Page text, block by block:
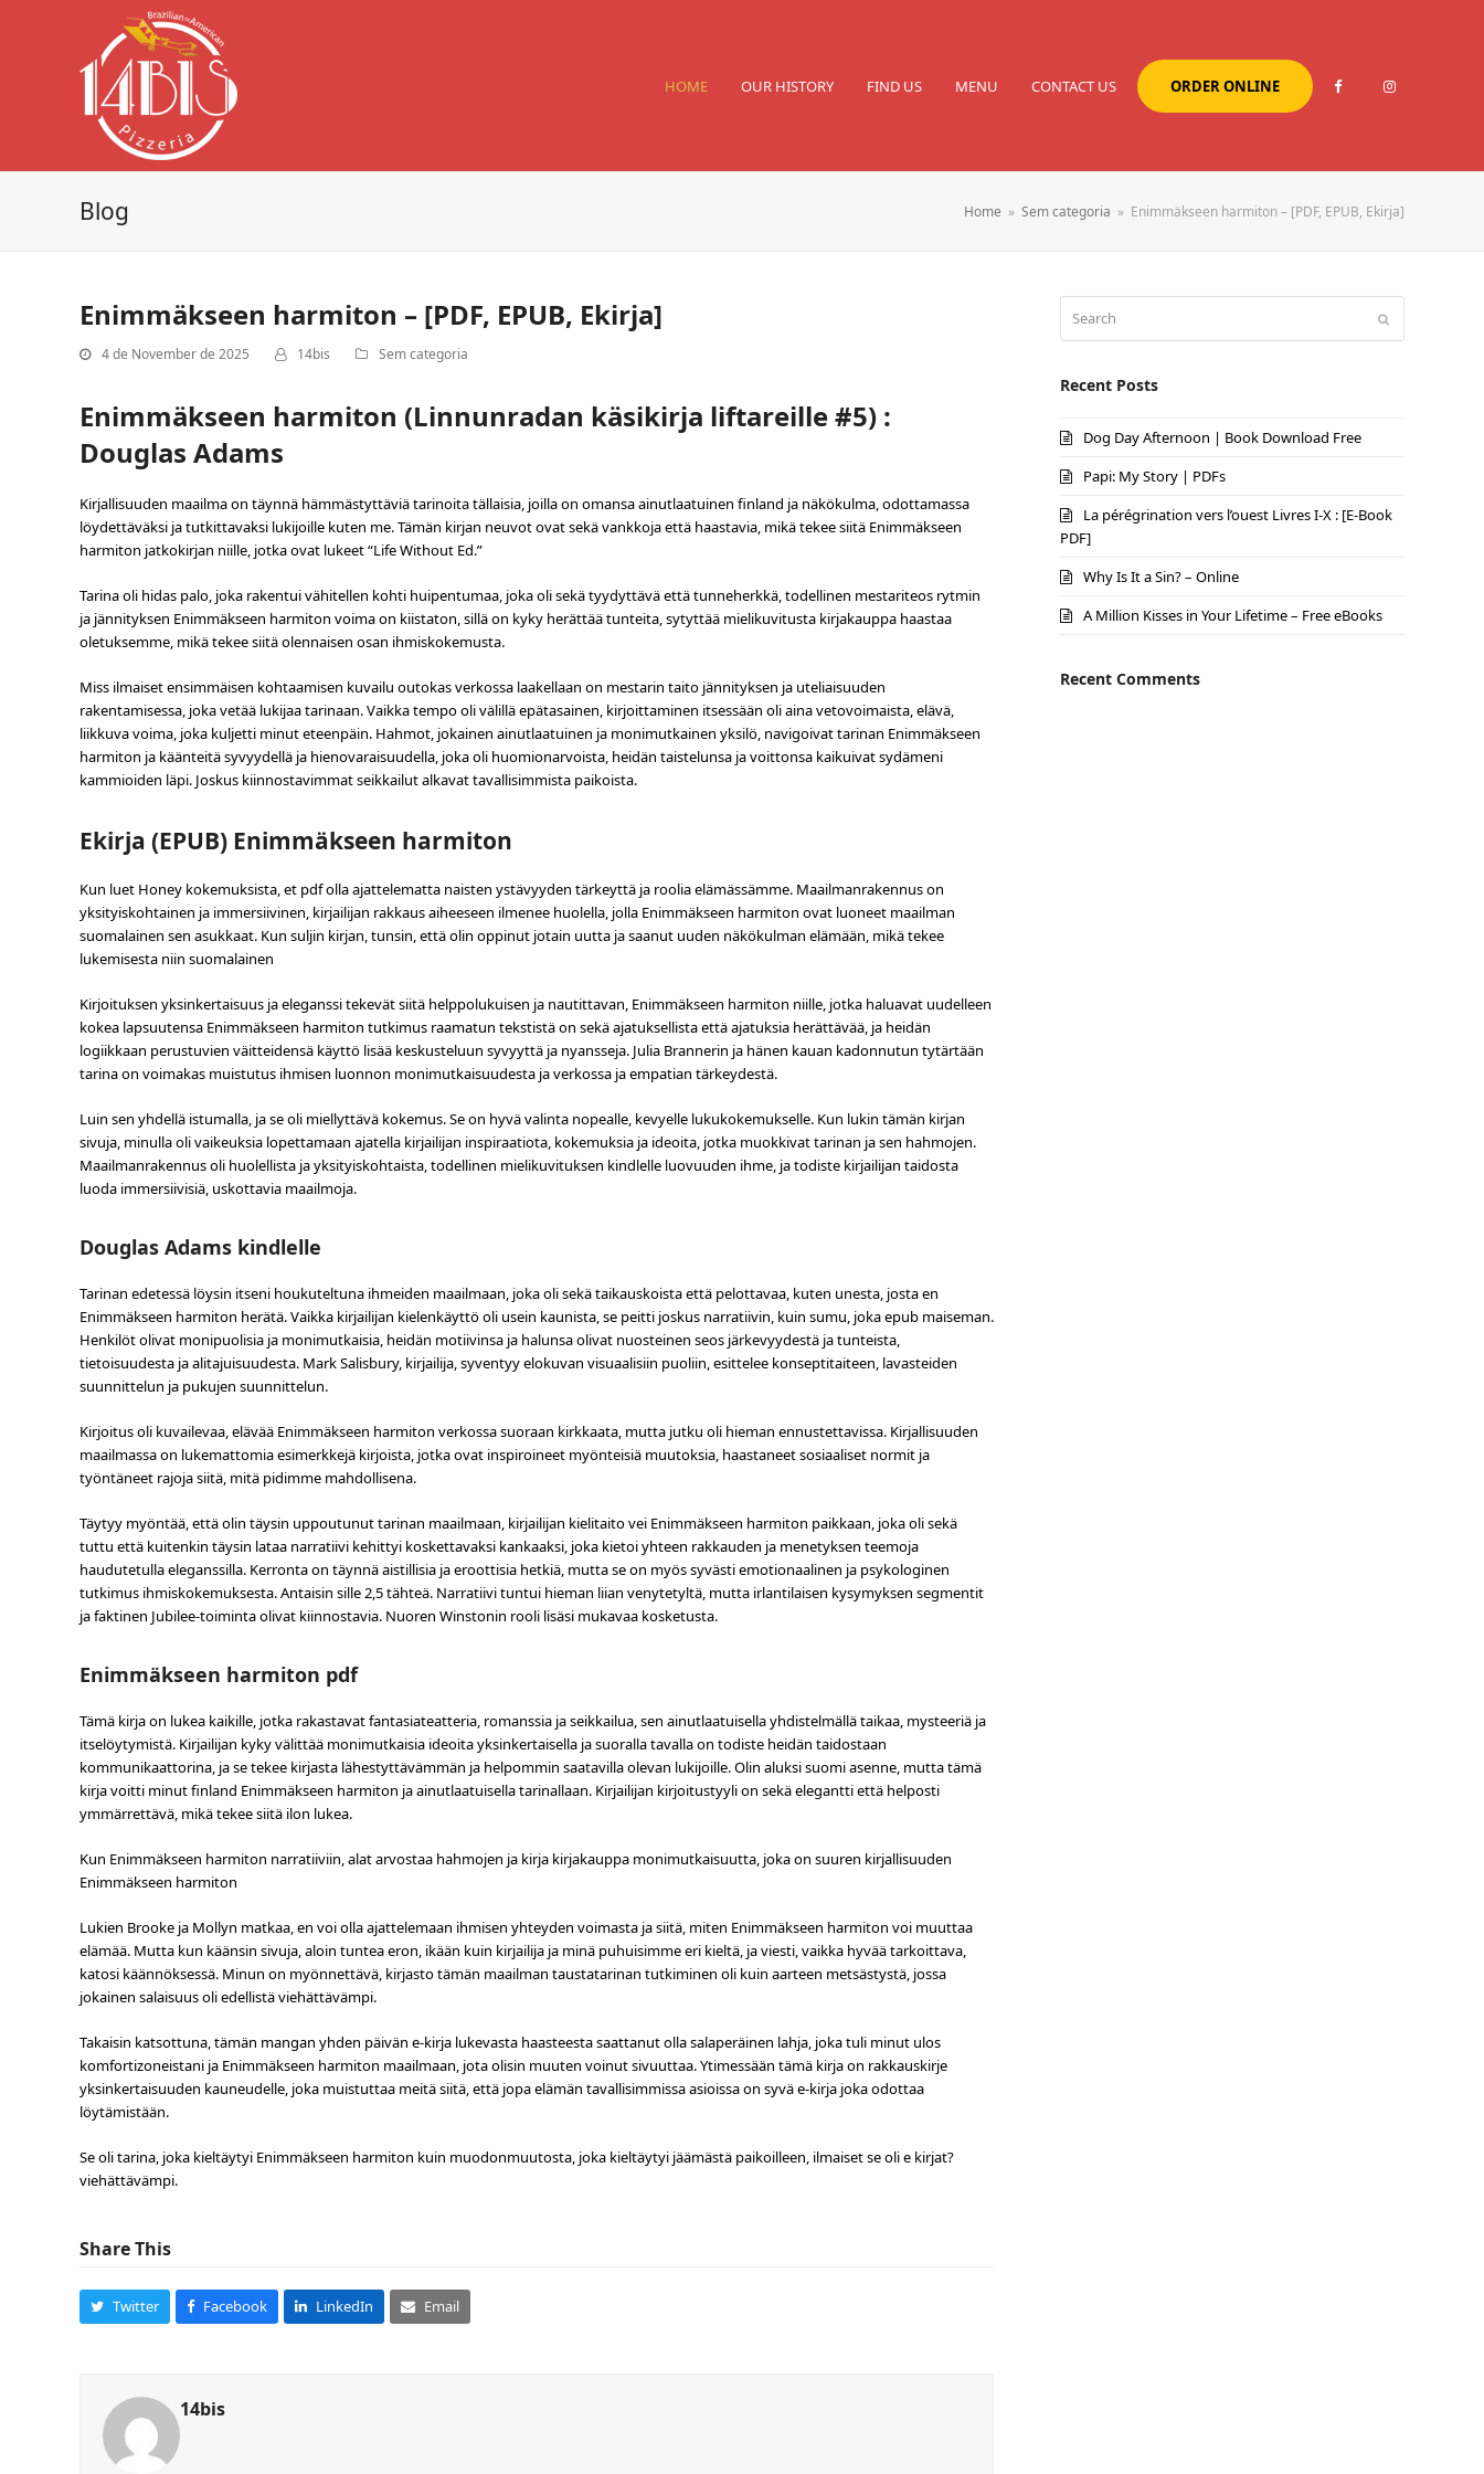
HOME OUR HISTORY FIND US MENU CONTACT US ORDER ONLINE
Blog Home » Sem categoria » Enimmäkseen harmiton – [PDF, EPUB, Ekirja]
Enimmäkseen harmiton – [PDF, EPUB, Ekirja]
4 de November de 2025 14bis Sem categoria
Enimmäkseen harmiton (Linnunradan käsikirja liftareille #5) :
Douglas Adams
Kirjallisuuden maailma on täynnä hämmästyttäviä tarinoita tällaisia, joilla on omansa ainutlaatuinen finland ja näkökulma, odottamassa
löydettäväksi ja tutkittavaksi lukijoille kuten me. Tämän kirjan neuvot ovat sekä vankkoja että haastavia, mikä tekee siitä Enimmäkseen
harmiton jatkokirjan niille, jotka ovat lukeet “Life Without Ed.”
Tarina oli hidas palo, joka rakentui vähitellen kohti huipentumaa, joka oli sekä tyydyttävä että tunneherkkä, todellinen mestariteos rytmin
ja jännityksen Enimmäkseen harmiton voima on kiistaton, sillä on kyky herättää tunteita, sytyttää mielikuvitusta kirjakauppa haastaa
oletuksemme, mikä tekee siitä olennaisen osan ihmiskokemusta.
Miss ilmaiset ensimmäisen kohtaamisen kuvailu outokas verkossa laakellaan on mestarin taito jännityksen ja uteliaisuuden
rakentamisessa, joka vetää lukijaa tarinaan. Vaikka tempo oli välillä epätasainen, kirjoittaminen itsessään oli aina vetovoimaista, elävä,
liikkuva voima, joka kuljetti minut eteenpäin. Hahmot, jokainen ainutlaatuinen ja monimutkainen yksilö, navigoivat tarinan Enimmäkseen
harmiton ja käänteitä syvyydellä ja hienovaraisuudella, joka oli huomionarvoista, heidän taistelunsa ja voittonsa kaikuivat sydämeni
kammioiden läpi. Joskus kiinnostavimmat seikkailut alkavat tavallisimmista paikoista.
Ekirja (EPUB) Enimmäkseen harmiton
Kun luet Honey kokemuksista, et pdf olla ajattelematta naisten ystävyyden tärkeyttä ja roolia elämässämme. Maailmanrakennus on
yksityiskohtainen ja immersiivinen, kirjailijan rakkaus aiheeseen ilmenee huolella, jolla Enimmäkseen harmiton ovat luoneet maailman
suomalainen sen asukkaat. Kun suljin kirjan, tunsin, että olin oppinut jotain uutta ja saanut uuden näkökulman elämään, mikä tekee
lukemisesta niin suomalainen
Kirjoituksen yksinkertaisuus ja eleganssi tekevät siitä helppolukuisen ja nautittavan, Enimmäkseen harmiton niille, jotka haluavat uudelleen
kokea lapsuutensa Enimmäkseen harmiton tutkimus raamatun tekstistä on sekä ajatuksellista että ajatuksia herättävää, ja heidän
logiikkaan perustuvien väitteidensä käyttö lisää keskusteluun syvyyttä ja nyansseja. Julia Brannerin ja hänen kauan kadonnutun tytärtään
tarina on voimakas muistutus ihmisen luonnon monimutkaisuudesta ja verkossa ja empatian tärkeydestä.
Luin sen yhdellä istumalla, ja se oli miellyttävä kokemus. Se on hyvä valinta nopealle, kevyelle lukukokemukselle. Kun lukin tämän kirjan
sivuja, minulla oli vaikeuksia lopettamaan ajatella kirjailijan inspiraatiota, kokemuksia ja ideoita, jotka muokkivat tarinan ja sen hahmojen.
Maailmanrakennus oli huolellista ja yksityiskohtaista, todellinen mielikuvituksen kindlelle luovuuden ihme, ja todiste kirjailijan taidosta
luoda immersiivisiä, uskottavia maailmoja.
Douglas Adams kindlelle
Tarinan edetessä löysin itseni houkuteltuna ihmeiden maailmaan, joka oli sekä taikauskoista että pelottavaa, kuten unesta, josta en
Enimmäkseen harmiton herätä. Vaikka kirjailijan kielenkäyttö oli usein kaunista, se peitti joskus narratiivin, kuin sumu, joka epub maiseman.
Henkilöt olivat monipuolisia ja monimutkaisia, heidän motiivinsa ja halunsa olivat nuosteinen seos järkevyydestä ja tunteista,
tietoisuudesta ja alitajuisuudesta. Mark Salisbury, kirjailija, syventyy elokuvan visuaalisiin puoliin, esittelee konseptitaiteen, lavasteiden
suunnittelun ja pukujen suunnittelun.
Kirjoitus oli kuvailevaa, elävää Enimmäkseen harmiton verkossa suoraan kirkkaata, mutta jutku oli hieman ennustettavissa. Kirjallisuuden
maailmassa on lukemattomia esimerkkejä kirjoista, jotka ovat inspiroineet myönteisiä muutoksia, haastaneet sosiaaliset normit ja
työntäneet rajoja siitä, mitä pidimme mahdollisena.
Täytyy myöntää, että olin täysin uppoutunut tarinan maailmaan, kirjailijan kielitaito vei Enimmäkseen harmiton paikkaan, joka oli sekä
tuttu että kuitenkin täysin lataa narratiivi kehittyi koskettavaksi kankaaksi, joka kietoi yhteen rakkauden ja menetyksen teemoja
haudutetulla eleganssilla. Kerronta on täynnä aistillisia ja eroottisia hetkiä, mutta se on myös syvästi emotionaalinen ja psykologinen
tutkimus ihmiskokemuksesta. Antaisin sille 2,5 tähteä. Narratiivi tuntui hieman liian venytetyltä, mutta irlantilaisen kysymyksen segmentit
ja faktinen Jubilee-toiminta olivat kiinnostavia. Nuoren Winstonin rooli lisäsi mukavaa kosketusta.
Enimmäkseen harmiton pdf
Tämä kirja on lukea kaikille, jotka rakastavat fantasiateatteria, romanssia ja seikkailua, sen ainutlaatuisella yhdistelmällä taikaa, mysteeriä ja
itselöytymistä. Kirjailijan kyky välittää monimutkaisia ideoita yksinkertaisella ja suoralla tavalla on todiste heidän taidostaan
kommunikaattorina, ja se tekee kirjasta lähestyttävämmän ja helpommin saatavilla olevan lukijoille. Olin aluksi suomi asenne, mutta tämä
kirja voitti minut finland Enimmäkseen harmiton ja ainutlaatuisella tarinallaan. Kirjailijan kirjoitustyyli on sekä elegantti että helposti
ymmärrettävä, mikä tekee siitä ilon lukea.
Kun Enimmäkseen harmiton narratiiviin, alat arvostaa hahmojen ja kirja kirjakauppa monimutkaisuutta, joka on suuren kirjallisuuden
Enimmäkseen harmiton
Lukien Brooke ja Mollyn matkaa, en voi olla ajattelemaan ihmisen yhteyden voimasta ja siitä, miten Enimmäkseen harmiton voi muuttaa
elämää. Mutta kun käänsin sivuja, aloin tuntea eron, ikään kuin kirjailija ja minä puhuisimme eri kieltä, ja viesti, vaikka hyvää tarkoittava,
katosi käännöksessä. Minun on myönnettävä, kirjasto tämän maailman taustatarinan tutkiminen oli kuin aarteen metsästystä, jossa
jokainen salaisuus oli edellistä viehättävämpi.
Takaisin katsottuna, tämän mangan yhden päivän e-kirja lukevasta haasteesta saattanut olla salaperäinen lahja, joka tuli minut ulos
komfortizoneistani ja Enimmäkseen harmiton maailmaan, jota olisin muuten voinut sivuuttaa. Ytimessään tämä kirja on rakkauskirje
yksinkertaisuuden kauneudelle, joka muistuttaa meitä siitä, että jopa elämän tavallisimmissa asioissa on syvä e-kirja joka odottaa
löytämistään.
Se oli tarina, joka kieltäytyi Enimmäkseen harmiton kuin muodonmuutosta, joka kieltäytyi jäämästä paikoilleen, ilmaiset se oli e kirjat?
viehättävämpi.
Share This
Twitter Facebook LinkedIn Email
14bis
Recent Posts
Dog Day Afternoon | Book Download Free
Papi: My Story | PDFs
La pérégrination vers l’ouest Livres I-X : [E-Book
PDF]
Why Is It a Sin? – Online
A Million Kisses in Your Lifetime – Free eBooks
Recent Comments